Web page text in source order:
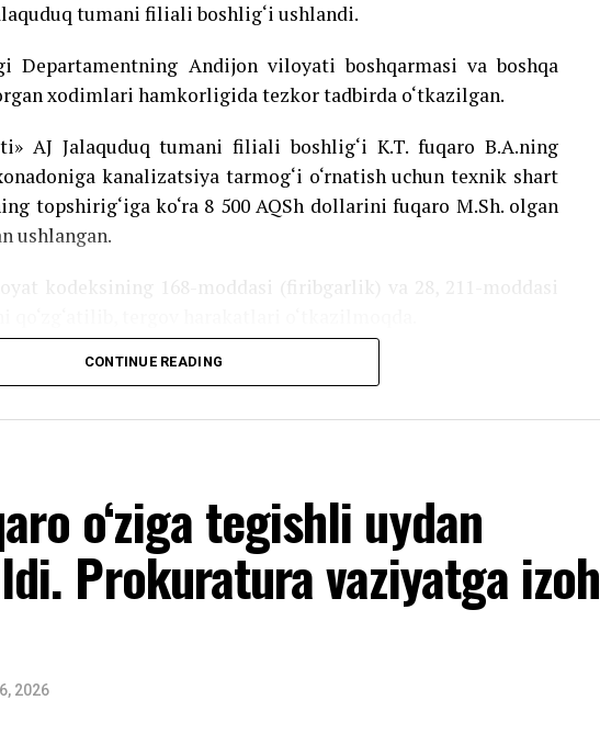
tumani filiali boshlig‘i ushlandi.
Departamentning Andijon viloyati boshqarmasi va boshqa
xodimlari hamkorligida tezkor tadbirda o‘tkazilgan.
AJ Jalaquduq tumani filiali boshlig‘i K.T. fuqaro B.A.ning
kanalizatsiya tarmog‘i o‘rnatish uchun texnik shart
topshirig‘iga ko‘ra 8 500 AQSh dollarini fuqaro M.Sh. olgan
ushlangan.
kodeksining 168-moddasi (firibgarlik) va 28, 211-moddasi
CONTINUE READING
o‘ziga tegishli uydan
Prokuratura vaziyatga izoh
2026